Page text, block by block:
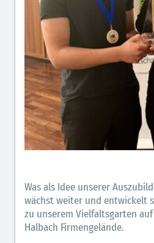
Was als Idee unserer
wächst weiter und entwickelt
zu unserem Vielfaltsgarten
Halbach Firmengelände.